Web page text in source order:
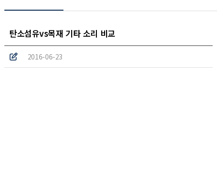
탄소섬유vs목재 기타 소리 비교
2016-06-23